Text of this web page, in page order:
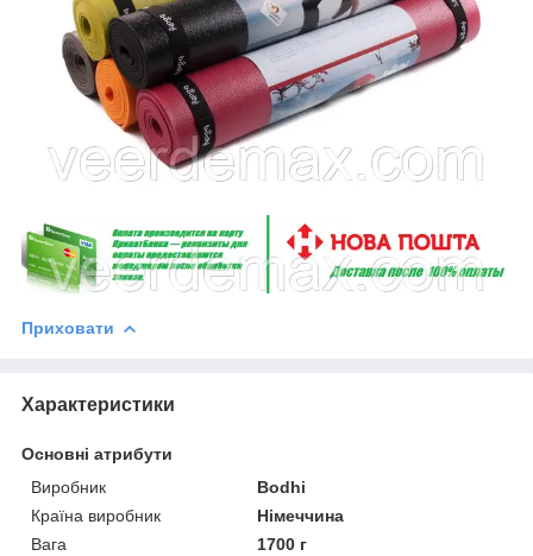
Приховати
Характеристики
Основні атрибути
Виробник
Bodhi
Країна виробник
Німеччина
Вага
1700 г